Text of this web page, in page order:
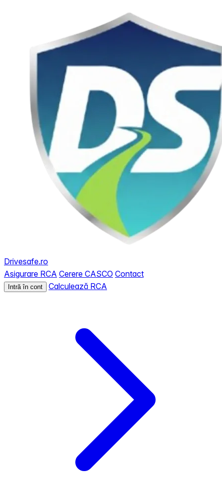
Drivesafe.ro
Asigurare RCA Cerere CASCO Contact
Intră în cont Calculează RCA